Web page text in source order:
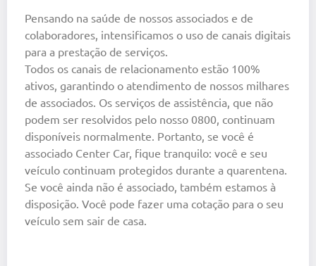
Pensando na saúde de nossos associados e de
colaboradores, intensificamos o uso de canais digitais
para a prestação de serviços.
Todos os canais de relacionamento estão 100%
ativos, garantindo o atendimento de nossos milhares
de associados. Os serviços de assistência, que não
podem ser resolvidos pelo nosso 0800, continuam
disponíveis normalmente. Portanto, se você é
associado Center Car, fique tranquilo: você e seu
veículo continuam protegidos durante a quarentena.
Se você ainda não é associado, também estamos à
disposição. Você pode fazer uma cotação para o seu
veículo sem sair de casa.